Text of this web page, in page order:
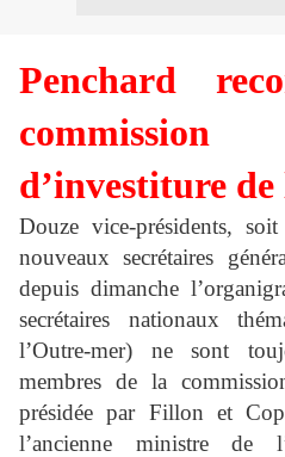
Penchard
d’investiture
Douze vice-présidents,
nouveaux secrétaires
depuis dimanche
secrétaires nationaux
l’Outre-mer) ne sont
membres de la
présidée par Fillon et Cop
l’ancienne ministre de